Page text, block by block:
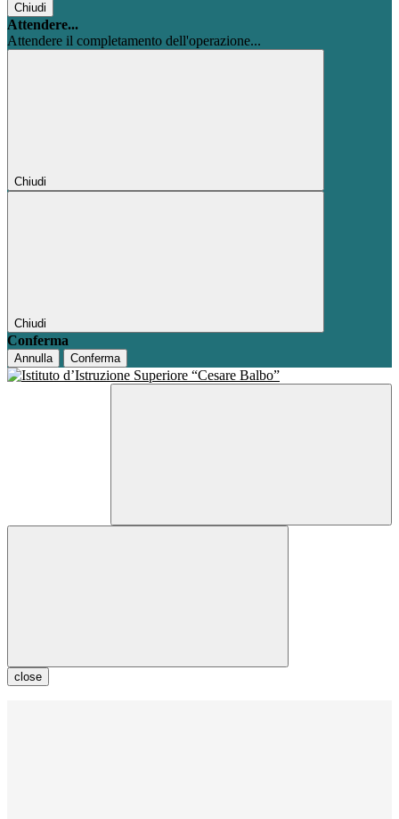
Chiudi
Attendere...
Attendere il completamento dell'operazione...
Chiudi
Chiudi
Conferma
Annulla Conferma
close